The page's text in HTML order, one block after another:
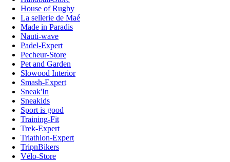
House of Rugby
La sellerie de Maé
Made in Paradis
Nauti-wave
Padel-Expert
Pecheur-Store
Pet and Garden
Slowood Interior
Smash-Expert
Sneak'In
Sneakids
Sport is good
Training-Fit
Trek-Expert
Triathlon-Expert
TripnBikers
Vélo-Store